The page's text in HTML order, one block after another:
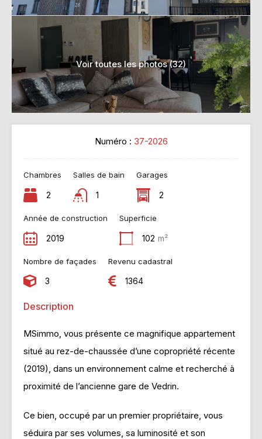
Voir toutes les photos (32)
Numéro : 37-2026
Chambres
2
Salles de bain
1
Garages
2
Année de construction
2019
Superficie
102 m²
Nombre de façades
3
Revenu cadastral
1364
Description
MSimmo, vous présente ce magnifique appartement
situé au rez-de-chaussée d’une copropriété récente
(2019), dans un environnement calme et recherché à
proximité de l’ancienne gare de Vedrin.
Ce bien, occupé par un premier propriétaire, vous
séduira par ses volumes, sa luminosité et son